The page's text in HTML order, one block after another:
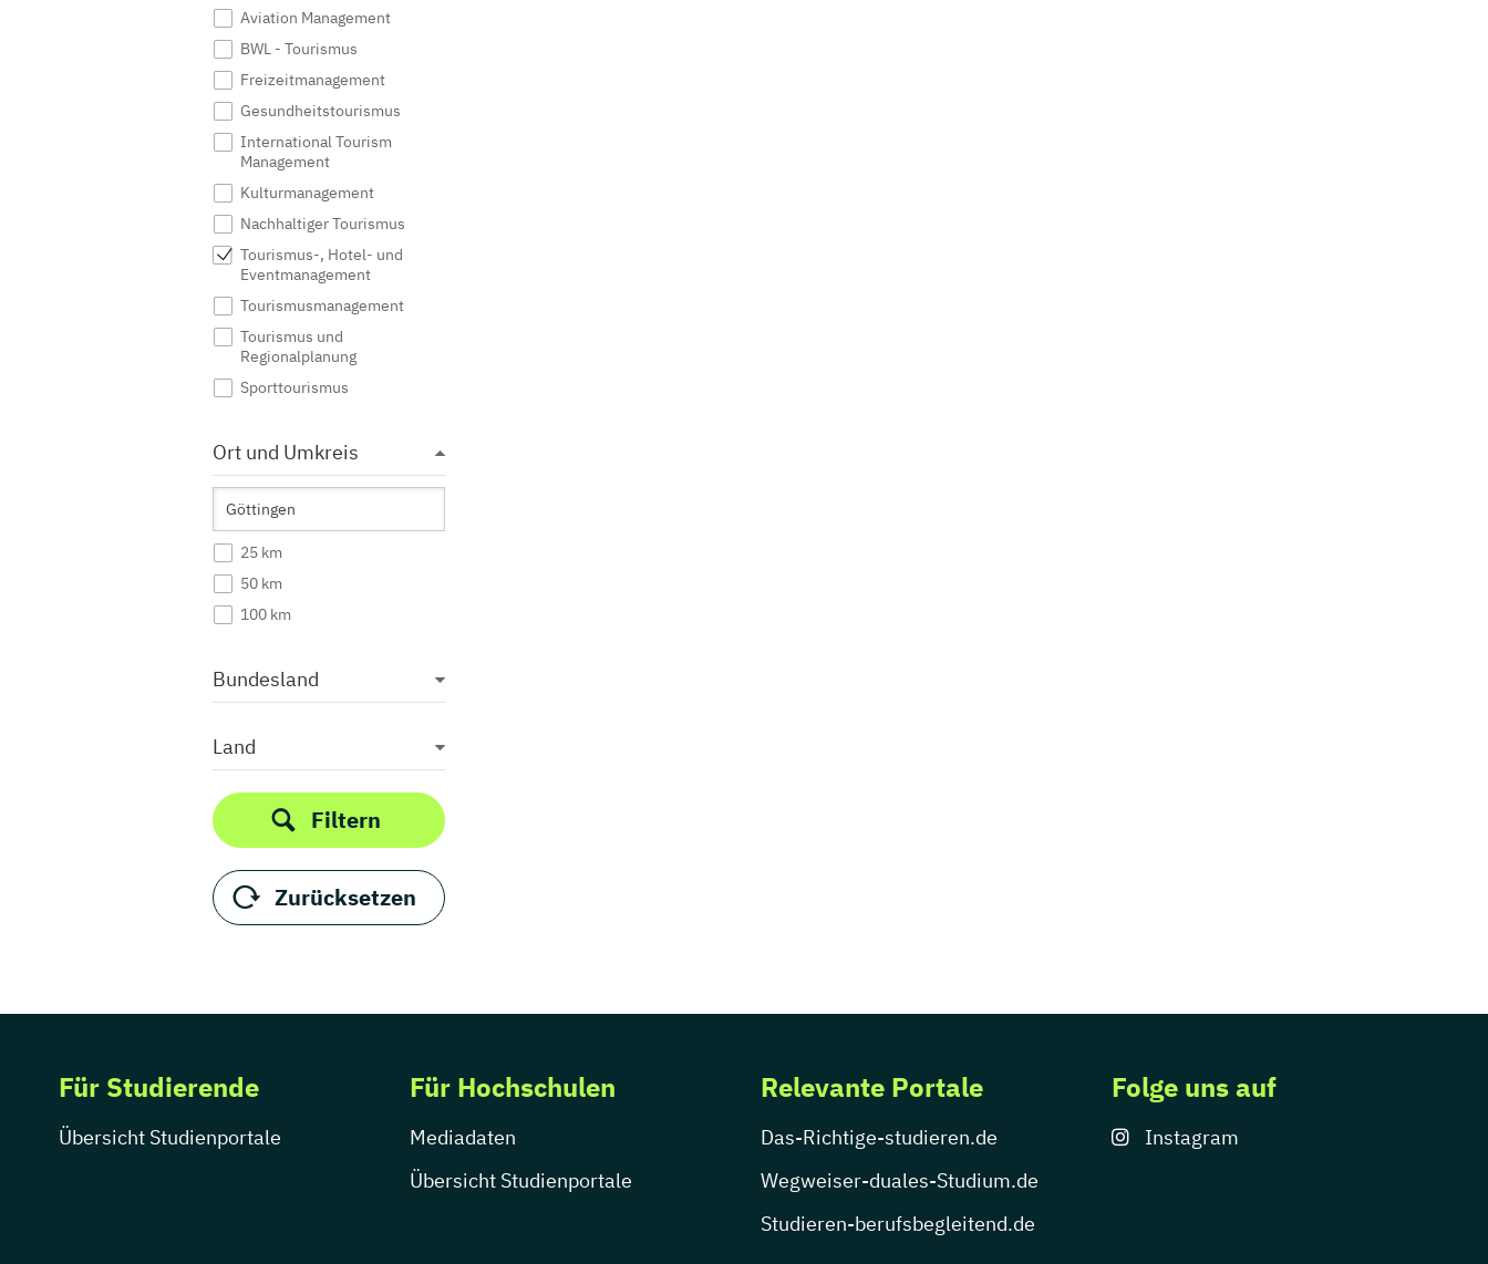
Aviation Management
BWL - Tourismus
Freizeitmanagement
Gesundheitstourismus
International Tourism
Management
Kulturmanagement
Nachhaltiger Tourismus
Tourismus-, Hotel- und
Eventmanagement
Tourismusmanagement
Tourismus und
Regionalplanung
Sporttourismus
Ort und Umkreis
25 km
50 km
100 km
Bundesland
Land
Filtern
Zurücksetzen
Für Studierende
Übersicht Studienportale
Für Hochschulen
Mediadaten
Übersicht Studienportale
Relevante Portale
Das-Richtige-studieren.de
Wegweiser-duales-Studium.de
Studieren-berufsbegleitend.de
Folge uns auf
Instagram